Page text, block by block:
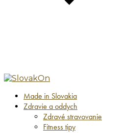
Made in Slovakia
Zdravie a oddych
Zdravé stravovanie
Fitness tipy